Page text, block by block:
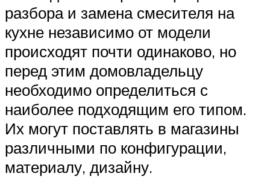
разбора и замена смесителя на
кухне независимо от модели
происходят почти одинаково, но
перед этим домовладельцу
необходимо определиться с
наиболее подходящим его типом.
Их могут поставлять в магазины
различными по конфигурации,
материалу, дизайну.